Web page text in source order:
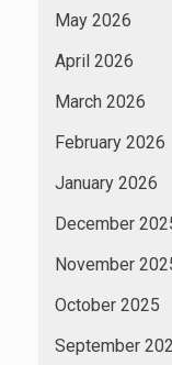
May 2026
April 2026
March 2026
February 2026
January 2026
December
November
October 2025
September